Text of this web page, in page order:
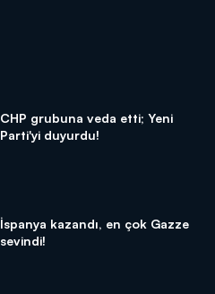
CHP grubuna veda etti; Yeni
Parti'yi duyurdu!
İspanya kazandı, en çok Gazze
sevindi!